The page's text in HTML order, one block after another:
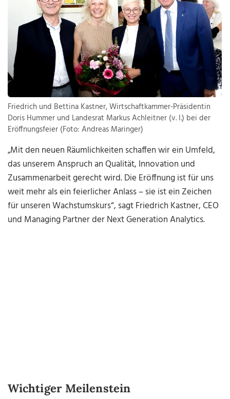
Friedrich und Bettina Kastner, Wirtschaftkammer-Präsidentin
Doris Hummer und Landesrat Markus Achleitner (v. l.) bei der
Eröffnungsfeier (Foto: Andreas Maringer)
„Mit den neuen Räumlichkeiten schaffen wir ein Umfeld,
das unserem Anspruch an Qualität, Innovation und
Zusammenarbeit gerecht wird. Die Eröffnung ist für uns
weit mehr als ein feierlicher Anlass – sie ist ein Zeichen
für unseren Wachstumskurs“, sagt Friedrich Kastner, CEO
und Managing Partner der Next Generation Analytics.
Wichtiger Meilenstein